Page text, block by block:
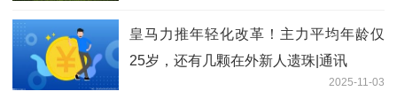
皇马力推年轻化改革！主力平均年龄仅
25岁，还有几颗在外新人遗珠|通讯
2025-11-03